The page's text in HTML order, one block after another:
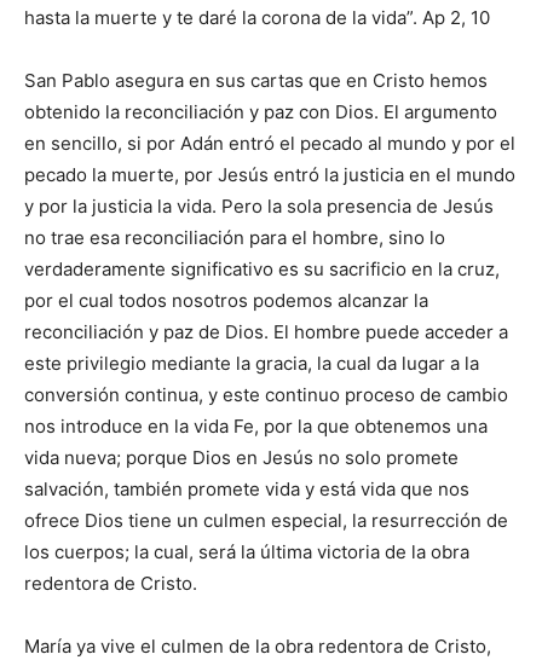
hasta la muerte y te daré la corona de la vida”. Ap 2, 10
San Pablo asegura en sus cartas que en Cristo hemos
obtenido la reconciliación y paz con Dios. El argumento
en sencillo, si por Adán entró el pecado al mundo y por el
pecado la muerte, por Jesús entró la justicia en el mundo
y por la justicia la vida. Pero la sola presencia de Jesús
no trae esa reconciliación para el hombre, sino lo
verdaderamente significativo es su sacrificio en la cruz,
por el cual todos nosotros podemos alcanzar la
reconciliación y paz de Dios. El hombre puede acceder a
este privilegio mediante la gracia, la cual da lugar a la
conversión continua, y este continuo proceso de cambio
nos introduce en la vida Fe, por la que obtenemos una
vida nueva; porque Dios en Jesús no solo promete
salvación, también promete vida y está vida que nos
ofrece Dios tiene un culmen especial, la resurrección de
los cuerpos; la cual, será la última victoria de la obra
redentora de Cristo.
María ya vive el culmen de la obra redentora de Cristo,